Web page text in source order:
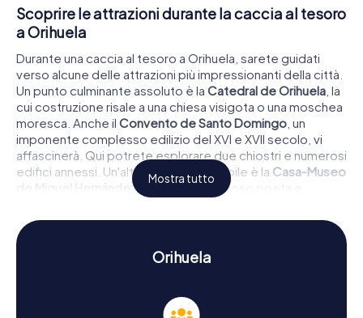
Scoprire le attrazioni durante la caccia al tesoro
a Orihuela
Durante una caccia al tesoro a Orihuela, sarete guidati
verso alcune delle attrazioni più impressionanti della città.
Un punto culminante assoluto è la Catedral de Orihuela , la
cui costruzione risale a una chiesa visigota o una moschea
moresca. Anche il Convento de Santo Domingo , un
imponente complesso edilizio del XVI e XVII secolo, vi
affascinerà. Qui potrete esplorare due chiostri e numerosi
edifici annessi. Un'altra tappa imperdibile è la Casa-Museo
de Miguel Hernández , dedicata al famoso poeta e
dovrete risolvere enigmi intricati che vi faranno
immergere ancora di più nella storia e nella cultura della
Mostra tutto
Orihuela